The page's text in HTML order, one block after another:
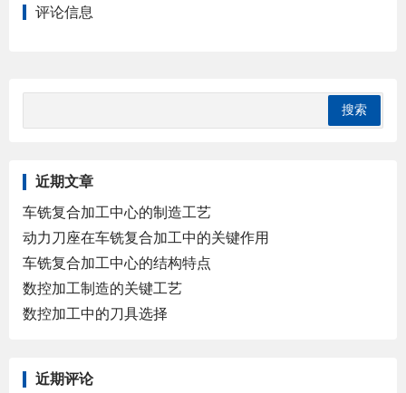
评论信息
近期文章
车铣复合加工中心的制造工艺
动力刀座在车铣复合加工中的关键作用
车铣复合加工中心的结构特点
数控加工制造的关键工艺
数控加工中的刀具选择
近期评论